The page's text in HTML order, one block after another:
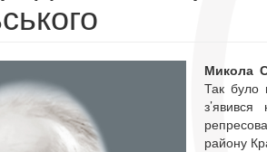
Микола
Так було
району